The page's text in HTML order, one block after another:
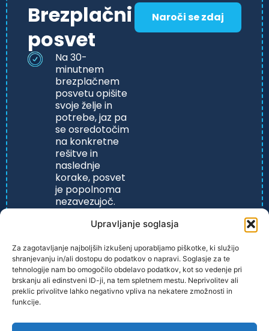
Upravljanje soglasja
Za zagotavljanje najboljših izkušenj uporabljamo piškotke, ki služijo
shranjevanju in/ali dostopu do podatkov o napravi. Soglasje za te
tehnologije nam bo omogočilo obdelavo podatkov, kot so vedenje pri
brskanju ali edinstveni ID-ji, na tem spletnem mestu. Neprivolitev ali
preklic privolitve lahko negativno vpliva na nekatere zmožnosti in
funkcije.
Brezplačni
posvet
Na 30-
minutnem
brezplačnem
posvetu opišite
svoje želje in
potrebe, jaz pa
se osredotočim
na konkretne
rešitve in
naslednje
korake, posvet
je popolnoma
nezavezujoč.
Naroči se zdaj
PRAVILNIK ZASEBONOSTI